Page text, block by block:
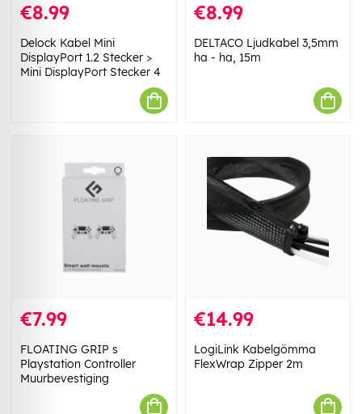
€8.99
Delock Kabel Mini
DisplayPort 1.2 Stecker >
Mini DisplayPort Stecker 4
€8.99
DELTACO Ljudkabel 3,5mm
ha - ha, 15m
€7.99
FLOATING GRIP s
Playstation Controller
Muurbevestiging
€14.99
LogiLink Kabelgömma
FlexWrap Zipper 2m